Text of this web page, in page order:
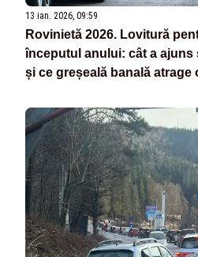
13 ian. 2026, 09:59
Rovinietă 2026. Lovitură
începutul anului: cât a ajuns
și ce greșeală banală atrage